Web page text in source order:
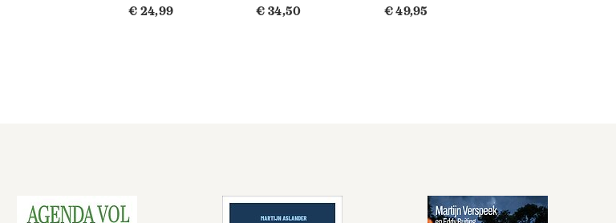
€ 24,99
€ 34,50
€ 49,95